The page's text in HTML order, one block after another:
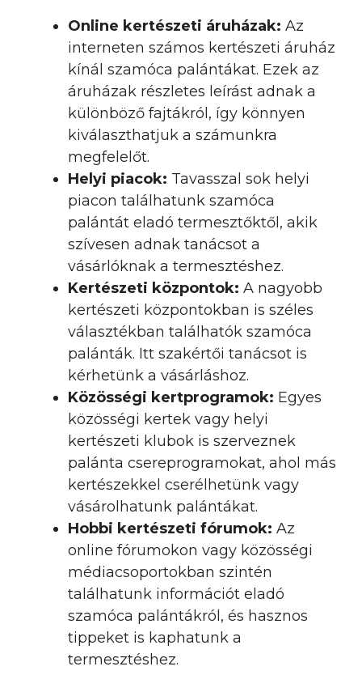
Online kertészeti áruházak: Az
interneten számos kertészeti áruház
kínál szamóca palántákat. Ezek az
áruházak részletes leírást adnak a
különböző fajtákról, így könnyen
kiválaszthatjuk a számunkra
megfelelőt.
Helyi piacok: Tavasszal sok helyi
piacon találhatunk szamóca
palántát eladó termesztőktől, akik
szívesen adnak tanácsot a
vásárlóknak a termesztéshez.
Kertészeti központok: A nagyobb
kertészeti központokban is széles
választékban találhatók szamóca
palánták. Itt szakértői tanácsot is
kérhetünk a vásárláshoz.
Közösségi kertprogramok: Egyes
közösségi kertek vagy helyi
kertészeti klubok is szerveznek
palánta csereprogramokat, ahol más
kertészekkel cserélhetünk vagy
vásárolhatunk palántákat.
Hobbi kertészeti fórumok: Az
online fórumokon vagy közösségi
médiacsoportokban szintén
találhatunk információt eladó
szamóca palántákról, és hasznos
tippeket is kaphatunk a
termesztéshez.